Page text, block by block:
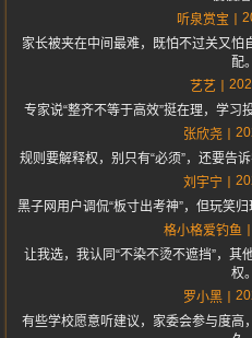
听泉赏宝
家长被夹在中间最难，既怕不过关又
配。
艺艺
专家说“整齐不等于高效”挺在理，学习
张欣尧
规则要解释权，别只有“必须”，还要告
刘宇宁
黑子网用户调侃“板寸出考神”，但玩笑
格小格爱钓鱼
让我选，我认同“不染不烫不遮挡”，
权。
罗小黑
有些学校愿意听建议，家委会参与度高